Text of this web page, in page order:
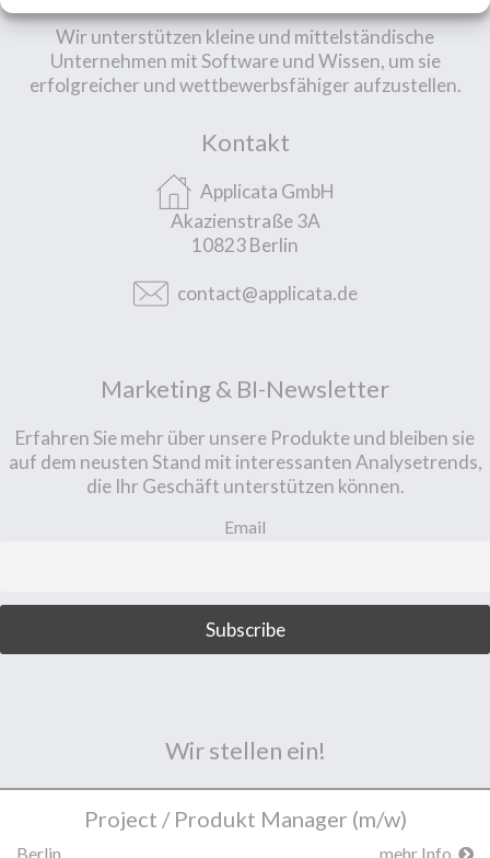
Wir unterstützen kleine und mittelständische
Unternehmen mit Software und Wissen, um sie
erfolgreicher und wettbewerbsfähiger aufzustellen.
Kontakt
Applicata GmbH
Akazienstraße 3A
10823 Berlin
contact@applicata.de
Marketing & BI-Newsletter
Erfahren Sie mehr über unsere Produkte und bleiben sie
auf dem neusten Stand mit interessanten Analysetrends,
die Ihr Geschäft unterstützen können.
Email
Wir stellen ein!
Project / Produkt Manager (m/w)
Berlin mehr Info